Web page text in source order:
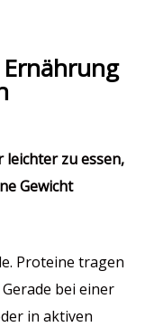
leichter zu essen,
Gewicht
Proteine tragen
bei einer
in aktiven